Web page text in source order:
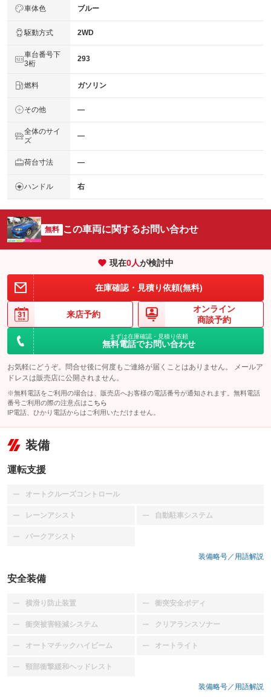
車体色 ブルー
駆動方式 2WD
車台番号下
3桁
293
燃料 ガソリン
その他 ―
全体のサイ
ズ
―
荷台寸法 ―
ハンドル 右
無料 この車両に関するお問い合わせ
現在0人が検討中
在庫確認・見積り依頼(無料)
来店予約
オンライン
商談予約
まずは在庫確認・見積り依頼
無料電話でお問い合わせ
お気軽にどうぞ。問合せ後に何度もご連絡が届くことはありません。 メールア
ドレスは販売店に公開されません。
※無料電話をご利用の場合は、販売店へお客様の電話番号が通知されます。無料電話
番号ご利用の際の注意点は こちら
IP電話、ひかり電話からはご利用いただけません。
装備
運転支援
オートクルーズコントロール
：装備なし
レーンアシスト
：装備なし 自動駐車システム
：装備なし
パークアシスト
：装備なし
装備略号／用語解説
安全装備
横滑り防止装置
：装備なし 衝突安全ボディ
：装備なし
衝突被害軽減システム
：装備なし クリアランスソナー
：装備なし
オートマチックハイビーム
：装備なし オートライト
：装備なし
頸部衝撃緩和ヘッドレスト
：装備なし
装備略号／用語解説